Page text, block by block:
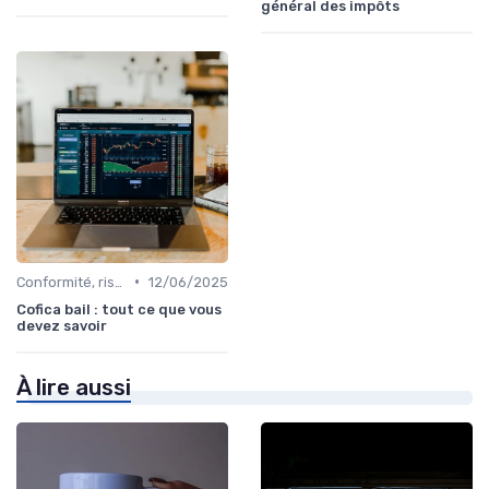
général des impôts
• 12/06/2025
Cofica bail : tout ce que vous
devez savoir
À lire aussi